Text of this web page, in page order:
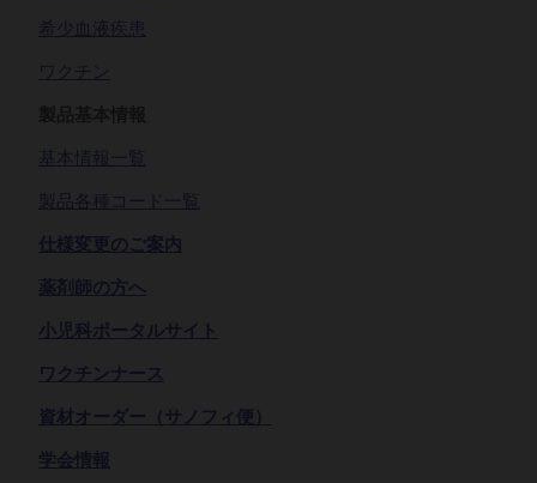
希少血液疾患
ワクチン
基本情報一覧
製品各種コード一覧
仕様変更のご案内
薬剤師の方へ
小児科ポータルサイト
ワクチンナース
資材オーダー（サノフィ便）
学会情報